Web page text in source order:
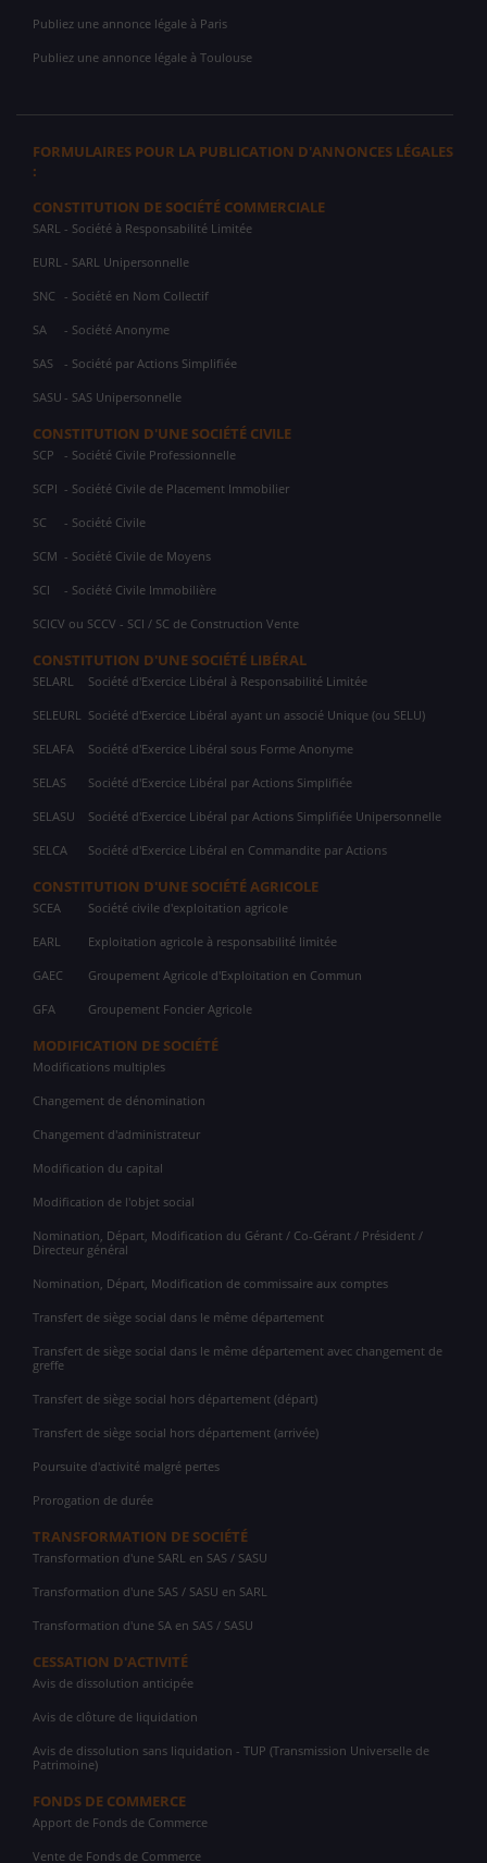
Publiez une annonce légale à Paris
Publiez une annonce légale à Toulouse
FORMULAIRES POUR LA PUBLICATION D'ANNONCES LÉGALES
:
CONSTITUTION DE SOCIÉTÉ COMMERCIALE
SARL - Société à Responsabilité Limitée
EURL - SARL Unipersonnelle
SNC - Société en Nom Collectif
SA - Société Anonyme
SAS - Société par Actions Simplifiée
SASU - SAS Unipersonnelle
CONSTITUTION D'UNE SOCIÉTÉ CIVILE
SCP - Société Civile Professionnelle
SCPI - Société Civile de Placement Immobilier
SC - Société Civile
SCM - Société Civile de Moyens
SCI - Société Civile Immobilière
SCICV ou SCCV - SCI / SC de Construction Vente
CONSTITUTION D'UNE SOCIÉTÉ LIBÉRAL
SELARL Société d'Exercice Libéral à Responsabilité Limitée
SELEURL Société d'Exercice Libéral ayant un associé Unique (ou SELU)
SELAFA Société d'Exercice Libéral sous Forme Anonyme
SELAS Société d'Exercice Libéral par Actions Simplifiée
SELASU Société d'Exercice Libéral par Actions Simplifiée Unipersonnelle
SELCA Société d'Exercice Libéral en Commandite par Actions
CONSTITUTION D'UNE SOCIÉTÉ AGRICOLE
SCEA Société civile d'exploitation agricole
EARL Exploitation agricole à responsabilité limitée
GAEC Groupement Agricole d'Exploitation en Commun
GFA Groupement Foncier Agricole
MODIFICATION DE SOCIÉTÉ
Modifications multiples
Changement de dénomination
Changement d'administrateur
Modification du capital
Modification de l'objet social
Nomination, Départ, Modification du Gérant / Co-Gérant / Président /
Directeur général
Nomination, Départ, Modification de commissaire aux comptes
Transfert de siège social dans le même département
Transfert de siège social dans le même département avec changement de
greffe
Transfert de siège social hors département (départ)
Transfert de siège social hors département (arrivée)
Poursuite d'activité malgré pertes
Prorogation de durée
TRANSFORMATION DE SOCIÉTÉ
Transformation d'une SARL en SAS / SASU
Transformation d'une SAS / SASU en SARL
Transformation d'une SA en SAS / SASU
CESSATION D'ACTIVITÉ
Avis de dissolution anticipée
Avis de clôture de liquidation
Avis de dissolution sans liquidation - TUP (Transmission Universelle de
Patrimoine)
FONDS DE COMMERCE
Apport de Fonds de Commerce
Vente de Fonds de Commerce